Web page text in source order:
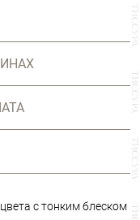
с тонким блеском